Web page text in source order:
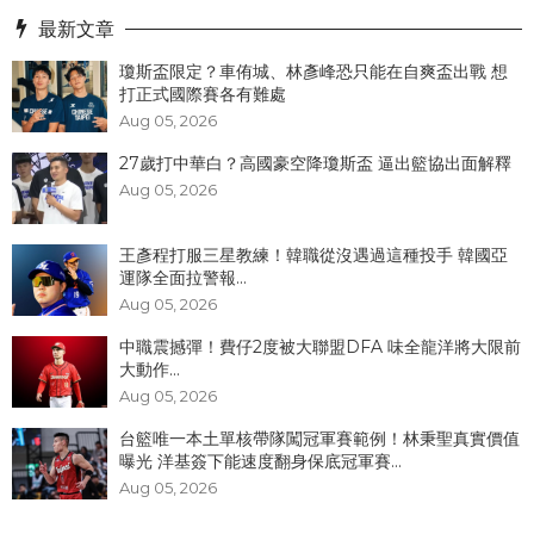
最新文章
瓊斯盃限定？車侑城、林彥峰恐只能在自爽盃出戰 想
打正式國際賽各有難處
Aug 05, 2026
27歲打中華白？高國豪空降瓊斯盃 逼出籃協出面解釋
Aug 05, 2026
王彥程打服三星教練！韓職從沒遇過這種投手 韓國亞
運隊全面拉警報...
Aug 05, 2026
中職震撼彈！費仔2度被大聯盟DFA 味全龍洋將大限前
大動作...
Aug 05, 2026
台籃唯一本土單核帶隊闖冠軍賽範例！林秉聖真實價值
曝光 洋基簽下能速度翻身保底冠軍賽...
Aug 05, 2026